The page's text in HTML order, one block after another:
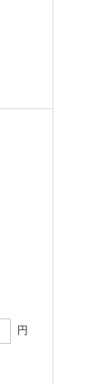
円